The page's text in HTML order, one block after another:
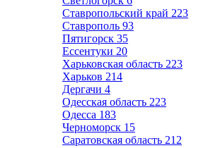
Ставропольский край 223
Ставрополь 93
Пятигорск 35
Ессентуки 20
Харьковская область 223
Харьков 214
Дергачи 4
Одесская область 223
Одесса 183
Черноморск 15
Саратовская область 212